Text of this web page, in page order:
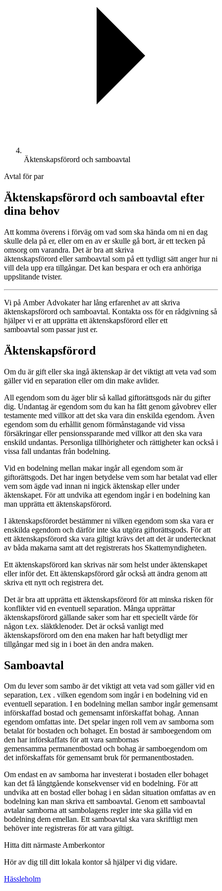
Äktenskapsförord och samboavtal
Avtal för par
Äktenskapsförord och samboavtal efter
dina behov
Att komma överens i förväg om vad som ska hända om ni en dag
skulle dela på er, eller om en av er skulle gå bort, är ett tecken på
omsorg om varandra. Det är bra att skriva
äktenskapsförord eller samboavtal som på ett tydligt sätt anger hur ni
vill dela upp era tillgångar. Det kan bespara er och era anhöriga
uppslitande tvister.
Vi på Amber Advokater har lång erfarenhet av att skriva
äktenskapsförord och samboavtal. Kontakta oss för en rådgivning så
hjälper vi er att upprätta ett äktenskapsförord eller ett
samboavtal som passar just er.
Äktenskapsförord
Om du är gift eller ska ingå äktenskap är det viktigt att veta vad som
gäller vid en separation eller om din make avlider.
All egendom som du äger blir så kallad giftorättsgods när du gifter
dig. Undantag är egendom som du kan ha fått genom gåvobrev eller
testamente med villkor att det ska vara din enskilda egendom. Även
egendom som du erhållit genom förmånstagande vid vissa
försäkringar eller pensionssparande med villkor att den ska vara
enskild undantas. Personliga tillhörigheter och rättigheter kan också i
vissa fall undantas från bodelning.
Vid en bodelning mellan makar ingår all egendom som är
giftorättsgods. Det har ingen betydelse vem som har betalat vad eller
vem som ägde vad innan ni ingick äktenskap eller under
äktenskapet. För att undvika att egendom ingår i en bodelning kan
man upprätta ett äktenskapsförord.
I äktenskapsförordet bestämmer ni vilken egendom som ska vara er
enskilda egendom och därför inte ska utgöra giftorättsgods. För att
ett äktenskapsförord ska vara giltigt krävs det att det är undertecknat
av båda makarna samt att det registrerats hos Skattemyndigheten.
Ett äktenskapsförord kan skrivas när som helst under äktenskapet
eller inför det. Ett äktenskapsförord går också att ändra genom att
skriva ett nytt och registrera det.
Det är bra att upprätta ett äktenskapsförord för att minska risken för
konflikter vid en eventuell separation. Många upprättar
äktenskapsförord gällande saker som har ett speciellt värde för
någon t.ex. släktklenoder. Det är också vanligt med
äktenskapsförord om den ena maken har haft betydligt mer
tillgångar med sig in i boet än den andra maken.
Samboavtal
Om du lever som sambo är det viktigt att veta vad som gäller vid en
separation, t.ex . vilken egendom som ingår i en bodelning vid en
eventuell separation. I en bodelning mellan sambor ingår gemensamt
införskaffad bostad och gemensamt införskaffat bohag. Annan
egendom omfattas inte. Det spelar ingen roll vem av samborna som
betalat för bostaden och bohaget. En bostad är samboegendom om
den har införskaffats för att vara sambornas
gemensamma permanentbostad och bohag är samboegendom om
det införskaffats för gemensamt bruk för permanentbostaden.
Om endast en av samborna har investerat i bostaden eller bohaget
kan det få långtgående konsekvenser vid en bodelning. För att
undvika att en bostad eller bohag i en sådan situation omfattas av en
bodelning kan man skriva ett samboavtal. Genom ett samboavtal
avtalar samborna att sambolagens regler inte ska gälla vid en
bodelning dem emellan. Ett samboavtal ska vara skriftligt men
behöver inte registreras för att vara giltigt.
Hitta ditt närmaste Amberkontor
Hör av dig till ditt lokala kontor så hjälper vi dig vidare.
Hässleholm